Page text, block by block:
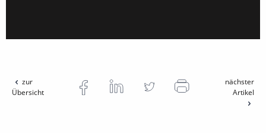
zur
Übersicht
nächster
Artikel